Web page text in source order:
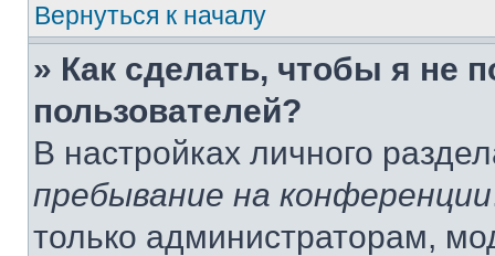
Вернуться к началу
» Как сделать, чтобы я не
пользователей?
В настройках личного
пребывание на конференции
только администраторам,